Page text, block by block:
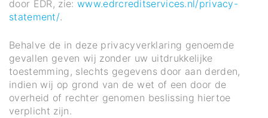
door EDR, zie:www.edrcreditservices.nl/privacy-
statement/.
Behalve de in deze privacyverklaring genoemde
gevallen geven wij zonder uw uitdrukkelijke
toestemming, slechts gegevens door aan derden,
indien wij op grond van de wet of een door de
overheid of rechter genomen beslissing hiertoe
verplicht zijn.